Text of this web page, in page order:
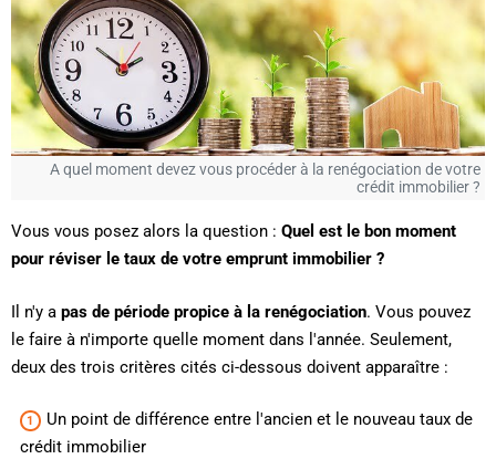
A quel moment devez vous procéder à la renégociation de votre
crédit immobilier ?
Vous vous posez alors la question : Quel est le bon moment
pour réviser le taux de votre emprunt immobilier ?
Il n'y a pas de période propice à la renégociation. Vous pouvez
le faire à n'importe quelle moment dans l'année. Seulement,
deux des trois critères cités ci-dessous doivent apparaître :
Un point de différence entre l'ancien et le nouveau taux de
crédit immobilier